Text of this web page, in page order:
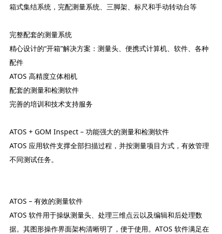
箱式集结系统，完配测量系统、三脚架、标尺和手动转动台等
完整配套的测量系统
精心设计的“开箱”解决方案：测量头、便携式计算机、软件、各种
配件
ATOS 高精度立体相机
配套的测量和检测软件
完善的培训和技术支持服务
ATOS + GOM Inspect – 功能强大的测量和检测软件
ATOS 应用软件支撑全部扫描过程，并按测量项目方式，有效管理
不同测试任务。
ATOS – 有效的测量软件
ATOS 软件用于操纵测量头、处理三维点云以及编辑和后处理数
据。其图形操作界面架构清晰明了，便于使用。ATOS 软件满足在